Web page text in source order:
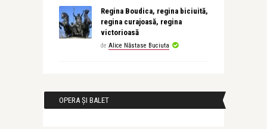
Regina Boudica, regina biciuită,
regina curajoasă, regina
victorioasă
de Alice Năstase Buciuta
OPERA ȘI BALET